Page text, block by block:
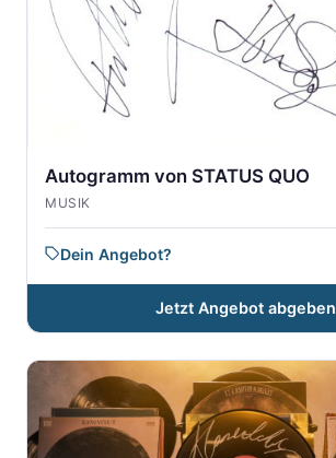
Autogramm von STATUS QUO
MUSIK
Dein Angebot?
Jetzt Angebot abgeben